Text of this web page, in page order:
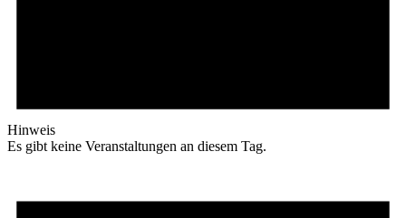
Hinweis
Es gibt keine Veranstaltungen an diesem Tag.